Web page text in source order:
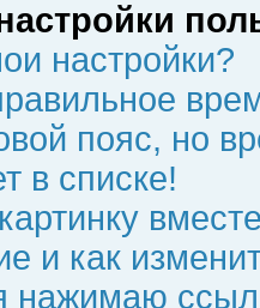
настройки?
пояс, но
в списке!
и как
нажимаю